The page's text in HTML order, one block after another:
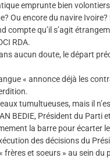
emprunte bien
Ou encore du navire
compte qu’il s’agit
RDA.
aucun doute, le départ
« annonce déjà les
tumultueuses, mais il
BEDIE, Président du
la barre pour écarter
des décisions du
frères et soeurs » au sein